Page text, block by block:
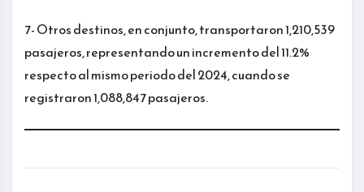
7- Otros destinos, en conjunto, transportaron 1,210,539
pasajeros, representando un incremento del 11.2%
respecto al mismo periodo del 2024, cuando se
registraron 1,088,847 pasajeros.